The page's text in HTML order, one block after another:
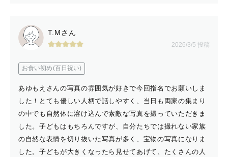
T.Mさん
2026/3/5 投稿
お食い初め(百日祝い)
あゆもえさんの写真の雰囲気が好きで今回指名でお願いしま
した！とても優しい人柄で話しやすく、当日も両家の集まり
の中でも自然体に溶け込んで素敵な写真を撮っていただきま
した。子どもはもちろんですが、自分たちでは撮れない家族
の自然な表情を切り抜いた写真が多く、宝物の写真になりま
した。子どもが大きくなったら見せてあげて、たくさんの人